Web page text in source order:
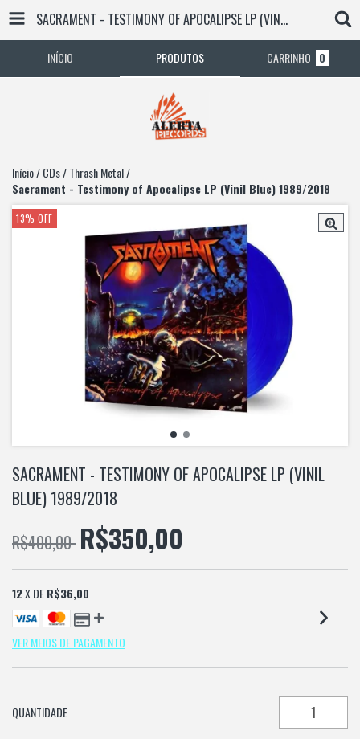
SACRAMENT - TESTIMONY OF APOCALIPSE LP (VINIL BLUE) 1989/2018
INÍCIO PRODUTOS CARRINHO 0
Início/CDs/Thrash Metal/
Sacrament - Testimony of Apocalipse LP (Vinil Blue) 1989/2018
13% OFF
SACRAMENT - TESTIMONY OF APOCALIPSE LP (VINIL
BLUE) 1989/2018
R$400,00 R$350,00
12X DER$36,00
VER MEIOS DE PAGAMENTO
QUANTIDADE